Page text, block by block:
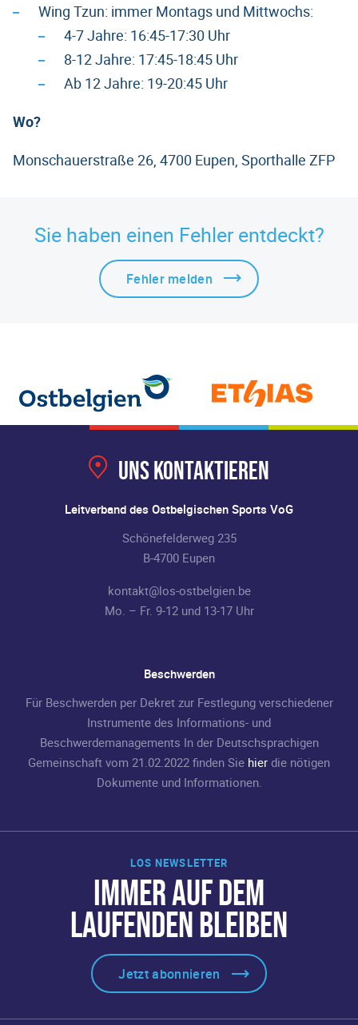
Wing Tzun: immer Montags und Mittwochs:
4-7 Jahre: 16:45-17:30 Uhr
8-12 Jahre: 17:45-18:45 Uhr
Ab 12 Jahre: 19-20:45 Uhr
Wo?
Monschauerstraße 26, 4700 Eupen, Sporthalle ZFP
Sie haben einen Fehler entdeckt?
Fehler melden
LOS NEWSLETTER
IMMER AUF DEM
LAUFENDEN BLEIBEN
Jetzt abonnieren
Uns kontaktieren
Leitverband des Ostbelgischen Sports VoG
Schönefelderweg 235
B-4700 Eupen
kontakt@los-ostbelgien.be
Mo. – Fr. 9-12 und 13-17 Uhr
Beschwerden
Für Beschwerden per Dekret zur Festlegung verschiedener
Instrumente des Informations- und
Beschwerdemanagements In der Deutschsprachigen
Gemeinschaft vom 21.02.2022 finden Sie hier die nötigen
Dokumente und Informationen.